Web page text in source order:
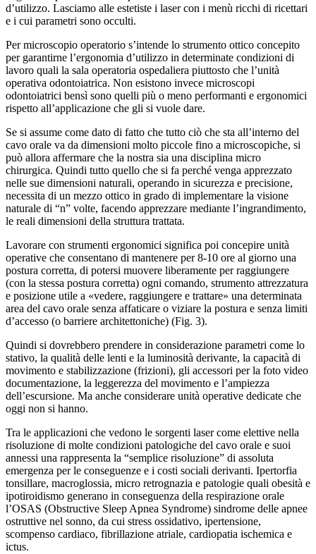
d’utilizzo. Lasciamo alle estetiste i laser con i menù ricchi di ricettari
e i cui parametri sono occulti.
Per microscopio operatorio s’intende lo strumento ottico concepito
per garantirne l’ergonomia d’utilizzo in determinate condizioni di
lavoro quali la sala operatoria ospedaliera piuttosto che l’unità
operativa odontoiatrica. Non esistono invece microscopi
odontoiatrici bensì sono quelli più o meno performanti e ergonomici
rispetto all’applicazione che gli si vuole dare.
Se si assume come dato di fatto che tutto ciò che sta all’interno del
cavo orale va da dimensioni molto piccole fino a microscopiche, si
può allora affermare che la nostra sia una disciplina micro
chirurgica. Quindi tutto quello che si fa perché venga apprezzato
nelle sue dimensioni naturali, operando in sicurezza e precisione,
necessita di un mezzo ottico in grado di implementare la visione
naturale di “n” volte, facendo apprezzare mediante l’ingrandimento,
le reali dimensioni della struttura trattata.
Lavorare con strumenti ergonomici significa poi concepire unità
operative che consentano di mantenere per 8-10 ore al giorno una
postura corretta, di potersi muovere liberamente per raggiungere
(con la stessa postura corretta) ogni comando, strumento attrezzatura
e posizione utile a «vedere, raggiungere e trattare» una determinata
area del cavo orale senza affaticare o viziare la postura e senza limiti
d’accesso (o barriere architettoniche) (Fig. 3).
Quindi si dovrebbero prendere in considerazione parametri come lo
stativo, la qualità delle lenti e la luminosità derivante, la capacità di
movimento e stabilizzazione (frizioni), gli accessori per la foto video
documentazione, la leggerezza del movimento e l’ampiezza
dell’escursione. Ma anche considerare unità operative dedicate che
oggi non si hanno.
Tra le applicazioni che vedono le sorgenti laser come elettive nella
risoluzione di molte condizioni patologiche del cavo orale e suoi
annessi una rappresenta la “semplice risoluzione” di assoluta
emergenza per le conseguenze e i costi sociali derivanti. Ipertorfia
tonsillare, macroglossia, micro retrognazia e patologie quali obesità e
ipotiroidismo generano in conseguenza della respirazione orale
l’OSAS (Obstructive Sleep Apnea Syndrome) sindrome delle apnee
ostruttive nel sonno, da cui stress ossidativo, ipertensione,
scompenso cardiaco, fibrillazione atriale, cardiopatia ischemica e
ictus.